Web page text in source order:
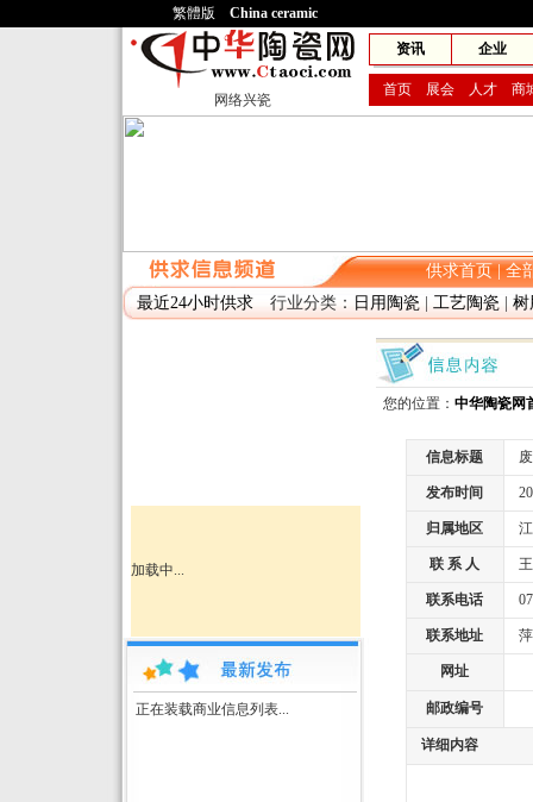
繁體版 China ceramic
网络兴瓷
资讯 企业
首页 展会 人才 商
供求首页|全
最近24小时供求行业分类： 日用陶瓷| 工艺陶瓷| 树
加载中...
正在装载商业信息列表...
您的位置： 中华陶瓷网
信息标题 废
发布时间
归属地区 江
联 系 人 王
联系电话
联系地址 萍
网址
邮政编号
详细内容